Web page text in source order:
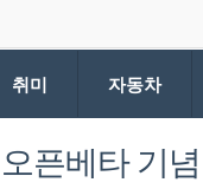
취미 자동차
픈베타 기념